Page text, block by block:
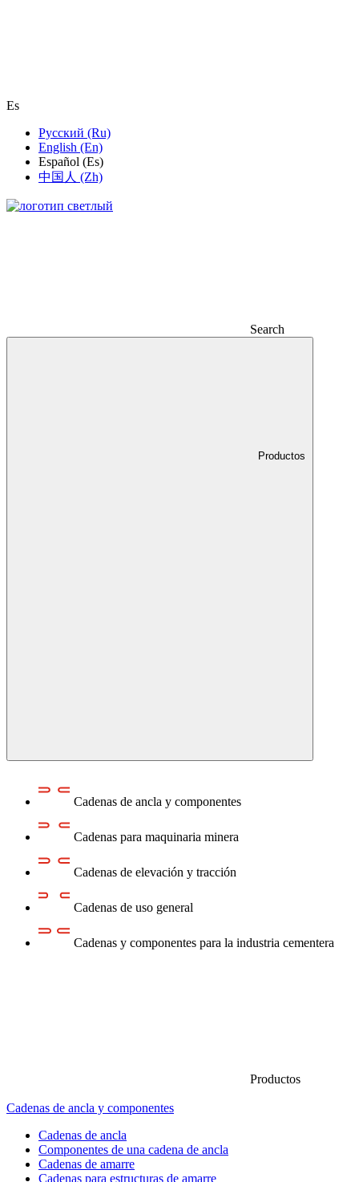
Es
Русский (Ru)
English (En)
Español (Es)
中国人 (Zh)
Search
Productos
Cadenas de ancla y componentes
Cadenas para maquinaria minera
Cadenas de elevación y tracción
Cadenas de uso general
Cadenas y componentes para la industria cementera
Productos
Cadenas de ancla y componentes
Cadenas de ancla
Componentes de una cadena de ancla
Cadenas de amarre
Cadenas para estructuras de amarre